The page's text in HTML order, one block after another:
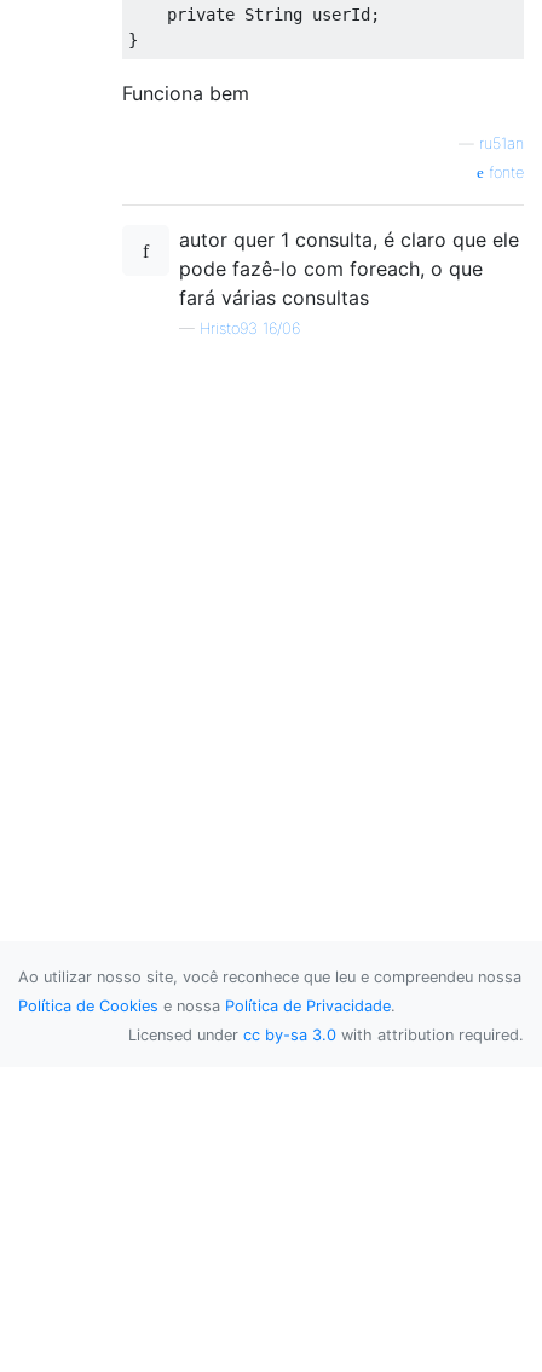
    private String userId
;
}
Funciona bem
ru51an
fonte
autor quer 1 consulta, é claro que ele
pode fazê-lo com foreach, o que
fará várias consultas
— Hristo93 16/06
Ao utilizar nosso site, você reconhece que leu e compreendeu nossa
Política de Cookies e nossa Política de Privacidade.
Licensed under cc by-sa 3.0 with attribution required.